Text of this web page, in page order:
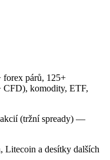
forex párů, 125+
komodity, ETF,
akcií (tržní spready) —
Litecoin a desítky dalších